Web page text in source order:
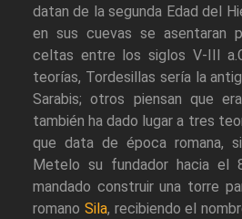
datan de la segunda Edad del
en sus cuevas se asentaran
celtas entre los siglos V-III
teorías, Tordesillas sería la
Sarabis; otros piensan que
también ha dado lugar a tres
que data de época romana,
Metelo su fundador hacia el
mandado construir una torre
romano Sila, recibiendo el